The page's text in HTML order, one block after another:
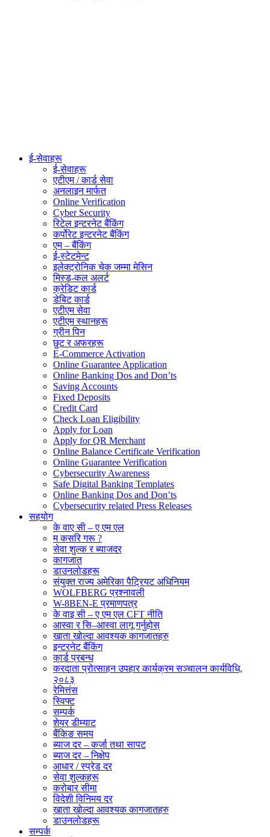
ई-सेवाहरू
ई-सेवाहरू
एटीएम / कार्ड सेवा
अनलाइन मार्फत
Online Verification
Cyber Security
रिटेल इन्टरनेट बैंकिंग
कर्पोरेट इन्टरनेट बैंकिंग
एम – बैंकिंग
ई-स्टेटमेन्ट
इलेक्ट्रोनिक चेक जम्मा मेसिन
मिस्ड-कल अलर्ट
क्रेडिट कार्ड
डेबिट कार्ड
एटीएम सेवा
एटीएम स्थानहरू
ग्रीन पिन
छुट र अफरहरू
E-Commerce Activation
Online Guarantee Application
Online Banking Dos and Don’ts
Saving Accounts
Fixed Deposits
Credit Card
Check Loan Eligibility
Apply for Loan
Apply for QR Merchant
Online Balance Certificate Verification
Online Guarantee Verification
Cybersecurity Awareness
Safe Digital Banking Templates
Online Banking Dos and Don’ts
Cybersecurity related Press Releases
सहयोग
के वाए सी – ए एम एल
म कसरि गरू ?
सेवा शुल्क र ब्याजदर
कागजात
डाउनलोडहरू
संयुक्त राज्य अमेरिका पैट्रियट अधिनियम
WOLFBERG प्रश्नावली
W-8BEN-E प्रमाणपत्र
के वाइ सी – ए एम एल CFT नीति
आस्वा र सि–आस्वा लागू गर्नुहोस्
खाता खोल्दा आवश्यक कागजातहरु
इन्टरनेट बैंकिंग
कार्ड प्रबन्ध
करदाता प्रोत्साहन उपहार कार्यक्रम सञ्चालन कार्यविधि,
२०८३
रेमित्तंस
स्विफ्ट
सम्पर्क
शेयर डीम्याट
बैंकिङ समय
ब्याज दर – कर्जा तथा सापट
ब्याज दर – निक्षेप
आधार / स्प्रेड दर
सेवा शुल्कहरू
करोबार सीमा
विदेशी विनिमय दर
खाता खोल्दा आवश्यक कागजातहरु
डाउनलोडहरू
सम्पर्क